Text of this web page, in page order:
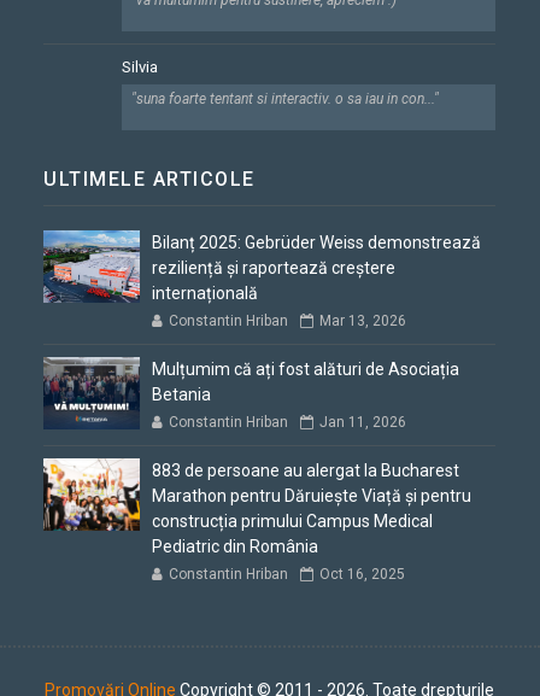
Silvia
"suna foarte tentant si interactiv. o sa iau in con..."
ULTIMELE ARTICOLE
Bilanț 2025: Gebrüder Weiss demonstrează
reziliență și raportează creștere
internațională
Constantin Hriban Mar 13, 2026
Mulțumim că ați fost alături de Asociația
Betania
Constantin Hriban Jan 11, 2026
883 de persoane au alergat la Bucharest
Marathon pentru Dăruiește Viață și pentru
construcția primului Campus Medical
Pediatric din România
Constantin Hriban Oct 16, 2025
Promovări Online Copyright © 2011 - 2026. Toate drepturile